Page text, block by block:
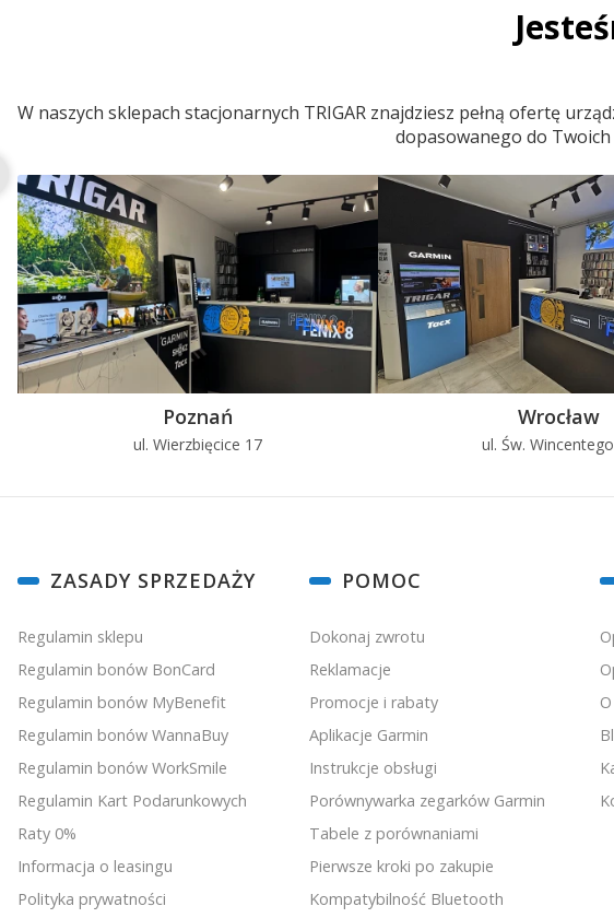
W naszych sklepach stacjonarnych TRIGAR znajdziesz pełną ofertę
dopasowanego do
Poznań
ul. Wierzbięcice 17
Wrocław
ul. Św.
Linki w stopce
ZASADY SPRZEDAŻY
Regulamin sklepu
Regulamin bonów BonCard
Regulamin bonów MyBenefit
Regulamin bonów WannaBuy
Regulamin bonów WorkSmile
Regulamin Kart Podarunkowych
Raty 0%
Informacja o leasingu
Polityka prywatności
POMOC
Dokonaj zwrotu
Reklamacje
Promocje i rabaty
Aplikacje Garmin
Instrukcje obsługi
Porównywarka zegarków Garmin
Tabele z porównaniami
Pierwsze kroki po zakupie
Kompatybilność Bluetooth